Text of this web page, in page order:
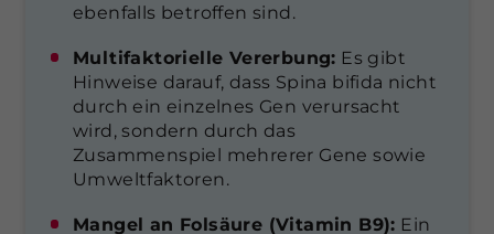
ebenfalls betroffen sind.
Multifaktorielle Vererbung: Es gibt
Hinweise darauf, dass Spina bifida nicht
durch ein einzelnes Gen verursacht
wird, sondern durch das
Zusammenspiel mehrerer Gene sowie
Umweltfaktoren.
Mangel an Folsäure (Vitamin B9): Ein